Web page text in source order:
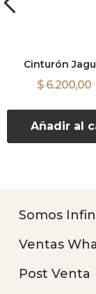
Cinturón
$ 6.200,00
Añadir al
Somos
Ventas
Post Venta